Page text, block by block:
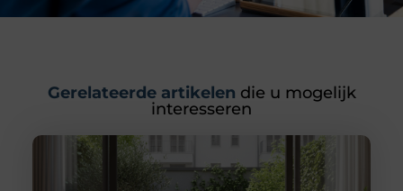
Gerelateerde artikelen die u mogelijk
interesseren